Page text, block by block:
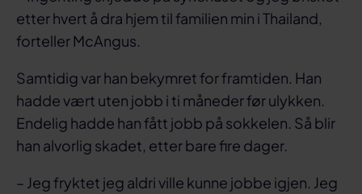
etter hvert å dra hjem til familien min i Thailand,
forteller McAngus.
Samtidig var han bekymret for framtiden. Han
hadde vært uten jobb i ti måneder før ulykken.
Endelig hadde han fått jobb på sokkelen. Så blir
han alvorlig skadet, etter bare fire dager.
– Jeg fryktet jeg aldri ville kunne jobbe igjen. Jeg